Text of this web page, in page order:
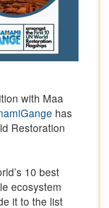
with Maa
has
Restoration
10 best
ecosystem
it to the list